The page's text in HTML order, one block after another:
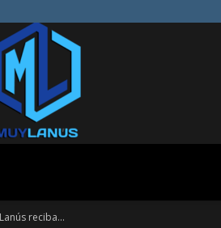
reciba...